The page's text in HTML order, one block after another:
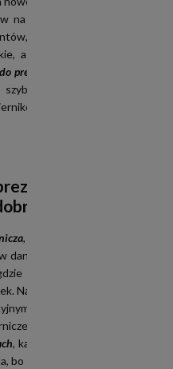
na blacie lub tuż obok baru.
aby dostarczyć witryny
a jakość nienaganna. Takie
prezentacji świeżych wyrobów
przyciągają klientów.
żeby przejrzeć nasze
potraw:
cenie
, na wysokości oczu klienta
danym dniu wyroby. Można to
lady wręcz uginają się pod
Nawet, jeśli nie planujemy ich
wyglądem, chętnie się na
przydają się zatem
, kawiarniach i barach różnego
bo przystępne ceny pozwalają